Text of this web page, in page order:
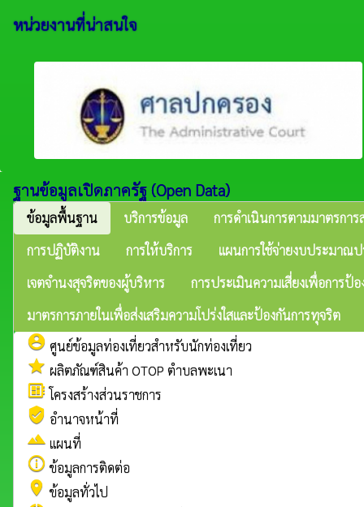
หน่วยงานที่น่าสนใจ
ฐานข้อมูลเปิดภาครัฐ (Open Data)
ข้อมูลพื้นฐาน บริการข้อมูล
การดำเนินการตามมาตรกา
การปฏิบัติงาน
การให้บริการ
แผนการใช้จ่ายงบประมาณ
เจตจำนงสุจริตของผู้บริหาร
การประเมินความเสี่ยงเพื่อการป้
มาตรการภายในเพื่อส่งเสริมความโปร่งใสและป้องกันการทุจริต
account_circle ศูนย์ข้อมูลท่องเที่ยวสำหรับนักท่องเที่ยว
star ผลิตภัณฑ์สินค้า OTOP ตำบลพะเนา
developer_board โครงสร้างส่วนราชการ
verified_user อำนาจหน้าที่
landscape แผนที่
info_outline ข้อมูลการติดต่อ
place ข้อมูลทั่วไป